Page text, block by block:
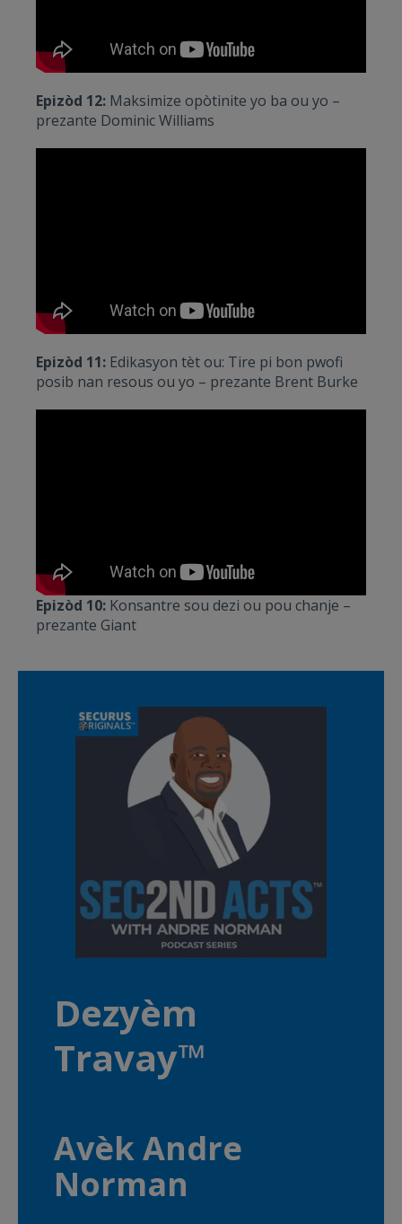
Epizòd 12: Maksimize opòtinite yo ba ou yo –
prezante Dominic Williams
Epizòd 11: Edikasyon tèt ou: Tire pi bon pwofi
posib nan resous ou yo – prezante Brent Burke
Epizòd 10: Konsantre sou dezi ou pou chanje –
prezante Giant
Dezyèm
Travay™
Avèk Andre
Norman